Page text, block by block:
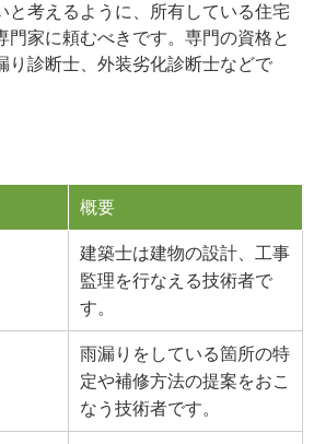
と考えるように、所有している住宅
門家に頼むべきです。専門の資格と
り診断士、外装劣化診断士などで
概要
建築士は建物の設計、工事
監理を行なえる技術者で
す。
雨漏りをしている箇所の特
定や補修方法の提案をおこ
なう技術者です。